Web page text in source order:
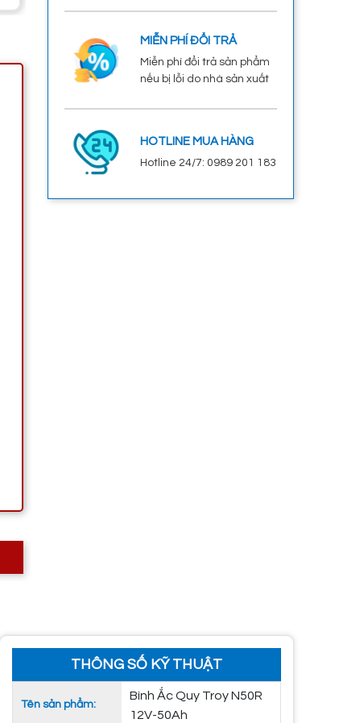
MIỄN PHÍ ĐỔI TRẢ
Miễn phí đổi trả sản phẩm
nếu bị lỗi do nhà sản xuất
HOTLINE MUA HÀNG
Hotline 24/7: 0989 201 183
THÔNG SỐ KỸ THUẬT
Tên sản phẩm:
Bình Ắc Quy Troy N50R
12V-50Ah